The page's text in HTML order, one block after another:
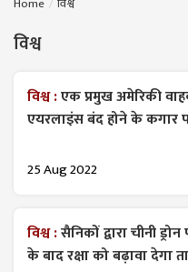
विश्व
विश्व :एक प्रमुख अमेरिकी
एयरलाइंस बंद होने के कगार
25 Aug 2022
विश्व :सैनिकों द्वारा चीनी
के बाद रक्षा को बढ़ावा देगा